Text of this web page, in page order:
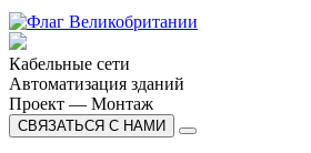
Кабельные сети
Автоматизация зданий
Проект — Монтаж
СВЯЗАТЬСЯ С НАМИ